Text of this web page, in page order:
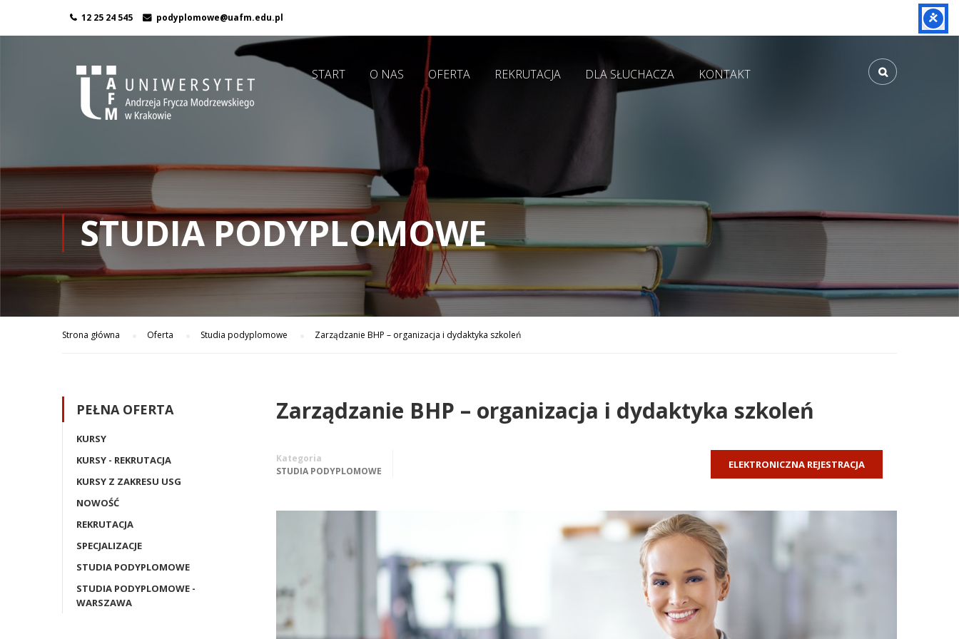
12 25 24 545 podyplomowe@uafm.edu.pl
START O NAS OFERTA REKRUTACJA DLA SŁUCHACZA KONTAKT
STUDIA PODYPLOMOWE
Strona główna Oferta Studia podyplomowe Zarządzanie BHP – organizacja i dydaktyka szkoleń
Zarządzanie BHP – organizacja i dydaktyka szkoleń
Kategoria
STUDIA PODYPLOMOWE
ELEKTRONICZNA REJESTRACJA
PEŁNA OFERTA
KURSY
KURSY - REKRUTACJA
KURSY Z ZAKRESU USG
NOWOŚĆ
REKRUTACJA
SPECJALIZACJE
STUDIA PODYPLOMOWE
STUDIA PODYPLOMOWE -
WARSZAWA